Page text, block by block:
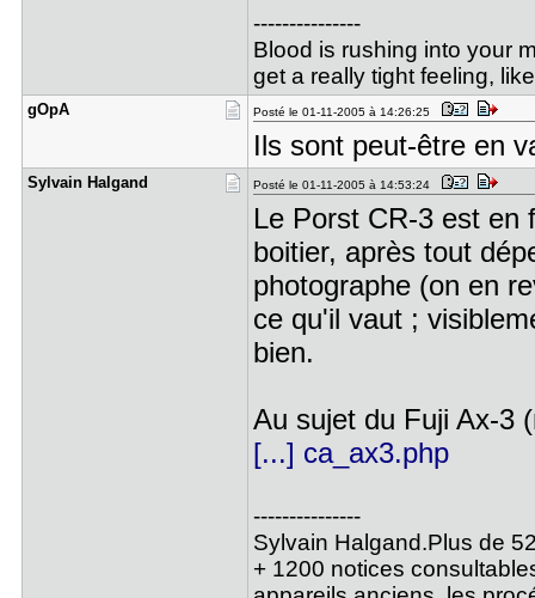
---------------
Blood is rushing into your
get a really tight feeling,
gOpA Posté le 01-11-2005 à 14:26:25
Ils sont peut-être en
Sylvain Ha​lgand Posté le 01-11-2005 à 14:53:24
Le Porst CR-3 est en
boitier, après tout
photographe (on en
ce qu'il vaut ;
bien.
Au sujet du Fuji Ax-3
[...] ca_ax3.php
---------------
Sylvain Halgand.Plus de
+ 1200 notices